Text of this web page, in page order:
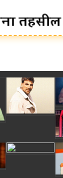
chief editor